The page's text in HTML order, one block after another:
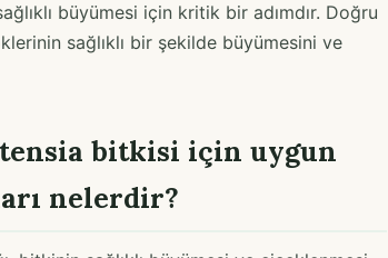
büyümesi için kritik bir adımdır. Doğru
sağlıklı bir şekilde büyümesini ve
bitkisi için uygun
nelerdir?